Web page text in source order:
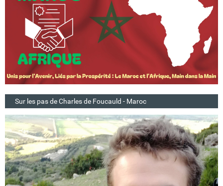
Sur les pas de Charles de Foucauld - Maroc